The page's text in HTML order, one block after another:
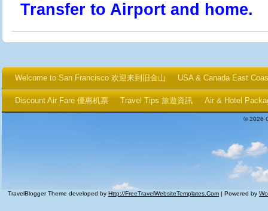
Transfer to Airport and home.
Welcome to San Francisco 欢迎来到旧金山 USA & Canada East
Discount Air Fare 優惠机票 Travel Tips 旅遊資訊 Air & Hotel
© 2026
TravelBlogger Theme developed by Http://FreeTravelWebsiteTemplates.com | Powered by